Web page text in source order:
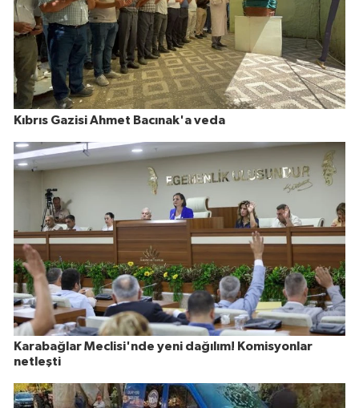
Kıbrıs Gazisi Ahmet Bacınak'a veda
Karabağlar Meclisi'nde yeni dağılım! Komisyonlar
netleşti